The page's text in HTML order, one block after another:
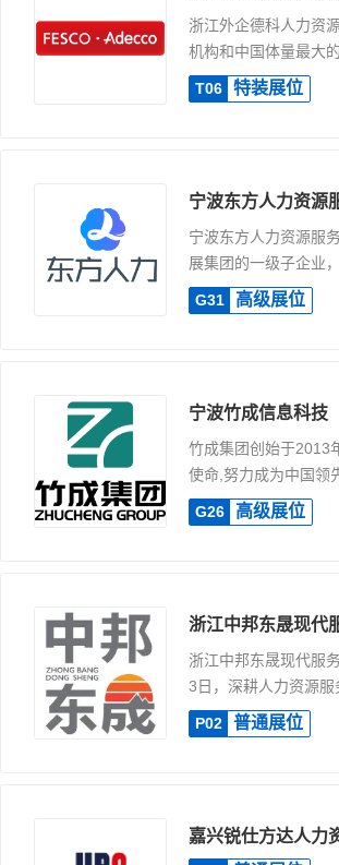
浙江外企德科人力资
机构和中国体量最大
T06 特装展位
宁波东方人力资源
宁波东方人力资源服
展集团的一级子企业
G31 高级展位
宁波竹成信息科技
竹成集团创始于2013
使命,努力成为中国领
G26 高级展位
浙江中邦东晟现代
浙江中邦东晟现代服
3日，深耕人力资源
P02 普通展位
嘉兴锐仕方达人力